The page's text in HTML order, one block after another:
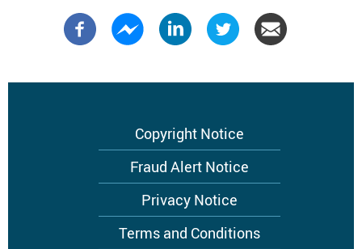
Copyright Notice
Fraud Alert Notice
Privacy Notice
Terms and Conditions